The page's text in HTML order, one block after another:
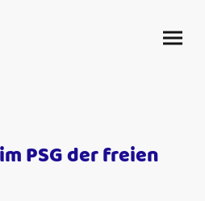
PSG der freien